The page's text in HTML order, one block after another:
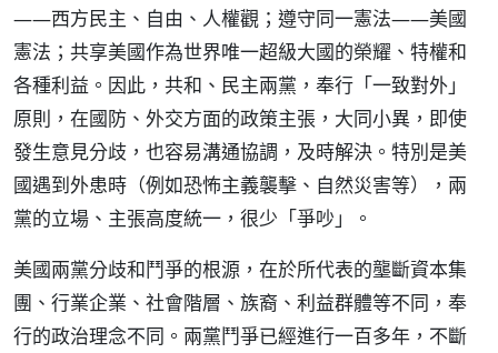
——西方民主、自由、人權觀；遵守同一憲法——美國
憲法；共享美國作為世界唯一超級大國的榮耀、特權和
各種利益。因此，共和、民主兩黨，奉行「一致對外」
原則，在國防、外交方面的政策主張，大同小異，即使
發生意見分歧，也容易溝通協調，及時解決。特別是美
國遇到外患時（例如恐怖主義襲擊、自然災害等），兩
黨的立場、主張高度統一，很少「爭吵」。
美國兩黨分歧和鬥爭的根源，在於所代表的壟斷資本集
團、行業企業、社會階層、族裔、利益群體等不同，奉
行的政治理念不同。兩黨鬥爭已經進行一百多年，不斷